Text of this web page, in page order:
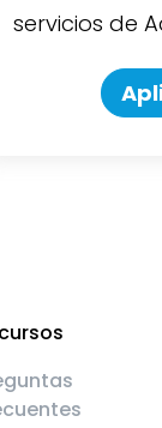
servicios de